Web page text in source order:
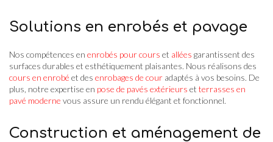
Solutions en enrobés et pavage
Nos compétences en enrobés pour cours et allées garantissent des
surfaces durables et esthétiquement plaisantes. Nous réalisons des
cours en enrobé et des enrobages de cour adaptés à vos besoins. De
plus, notre expertise en pose de pavés extérieurs et terrasses en
pavé moderne vous assure un rendu élégant et fonctionnel.
Construction et aménagement de